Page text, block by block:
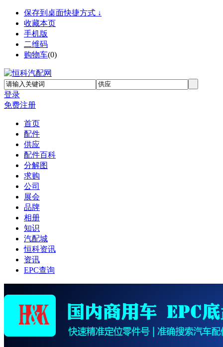
保存到桌面快捷方式 ↓
收藏本页
手机版
二维码
购物车(0)
登录
免费注册
首页
配件
供应
配件百科
分解图
求购
公司
展会
品牌
相册
知识
汽配城
恒科资讯
资讯
EPC查询